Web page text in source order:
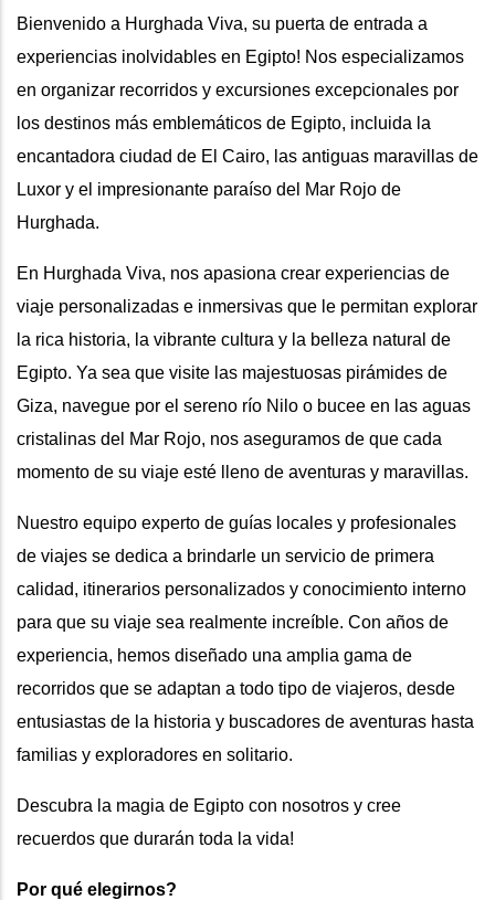
Bienvenido a Hurghada Viva, su puerta de entrada a
experiencias inolvidables en Egipto! Nos especializamos
en organizar recorridos y excursiones excepcionales por
los destinos más emblemáticos de Egipto, incluida la
encantadora ciudad de El Cairo, las antiguas maravillas de
Luxor y el impresionante paraíso del Mar Rojo de
Hurghada.
En Hurghada Viva, nos apasiona crear experiencias de
viaje personalizadas e inmersivas que le permitan explorar
la rica historia, la vibrante cultura y la belleza natural de
Egipto. Ya sea que visite las majestuosas pirámides de
Giza, navegue por el sereno río Nilo o bucee en las aguas
cristalinas del Mar Rojo, nos aseguramos de que cada
momento de su viaje esté lleno de aventuras y maravillas.
Nuestro equipo experto de guías locales y profesionales
de viajes se dedica a brindarle un servicio de primera
calidad, itinerarios personalizados y conocimiento interno
para que su viaje sea realmente increíble. Con años de
experiencia, hemos diseñado una amplia gama de
recorridos que se adaptan a todo tipo de viajeros, desde
entusiastas de la historia y buscadores de aventuras hasta
familias y exploradores en solitario.
Descubra la magia de Egipto con nosotros y cree
recuerdos que durarán toda la vida!
Por qué elegirnos?